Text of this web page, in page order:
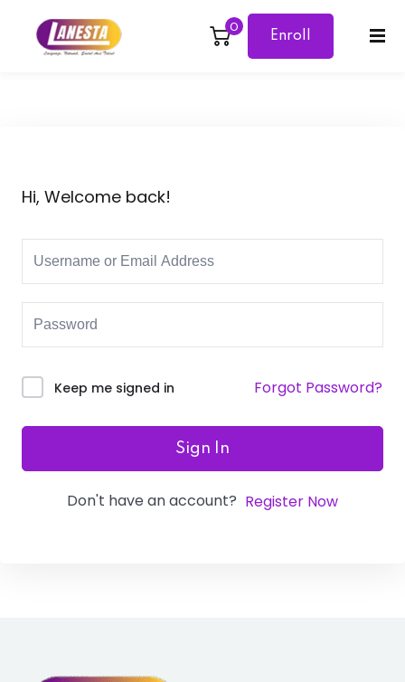
0
Enroll
Hi, Welcome back!
Keep me signed in Forgot Password?
Sign In
Don't have an account? Register Now
Sign up
Remember me